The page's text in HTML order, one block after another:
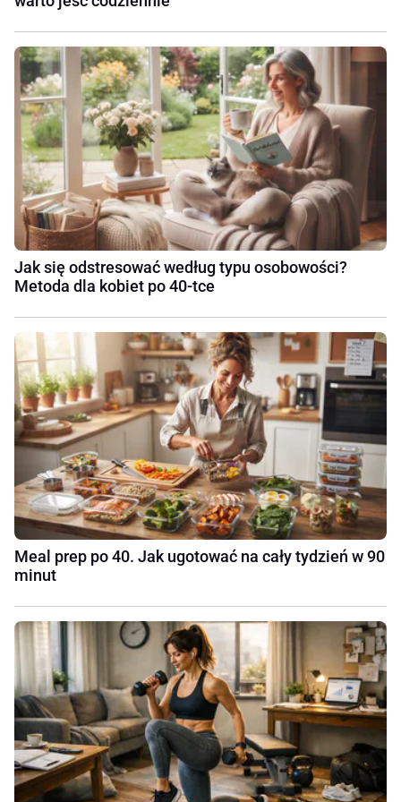
Jak się odstresować według typu osobowości?
Metoda dla kobiet po 40-tce
Meal prep po 40. Jak ugotować na cały tydzień w 90
minut